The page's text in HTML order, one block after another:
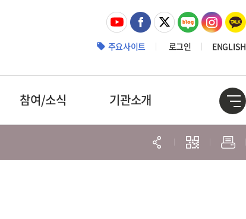
주요사이트 로그인 ENGLISH
참여/소식 기관소개